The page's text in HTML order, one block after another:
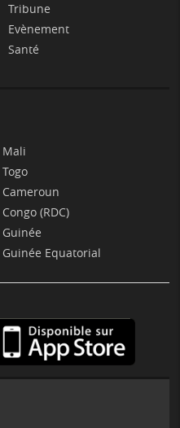
Tribune
Evènement
Santé
Mali
Togo
Cameroun
Congo (RDC)
Guinée
Guinée Equatorial